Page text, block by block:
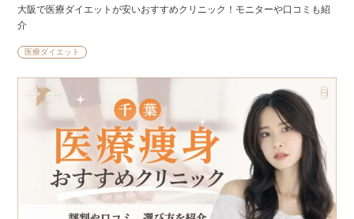
大阪で医療ダイエットが安いおすすめクリニック！モニターや口コミも紹
介
医療ダイエット